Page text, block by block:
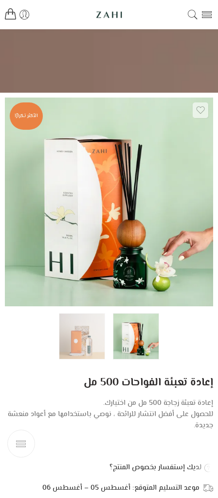
الأكثر تكرارًا
إعادة تعبئة الفواحات 500 مل
إعادة تعبئة زجاجة 500 مل من اختيارك.
للحصول على أفضل انتشار للرائحة ، نوصي باستخدامها مع أعواد منعشة
جديدة.
لديك إستفسار بخصوص المنتج؟
موعد التسليم المتوقع: أغسطس 05 – أغسطس 06